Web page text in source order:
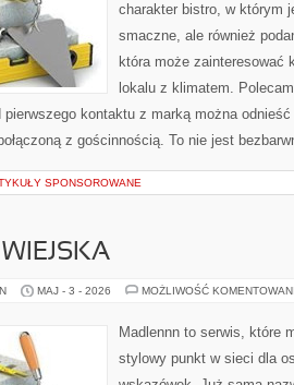
charakter bistro, w którym
smaczne, ale również
która może zainteresować
lokalu z klimatem.
pierwszego kontaktu z marką można
z gościnnością. To nie jest
SPONSOROWANE
MAJ - 3 - 2026 MOŻLIWOŚĆ
Madlennn to serwis, które
stylowy punkt w sieci dla